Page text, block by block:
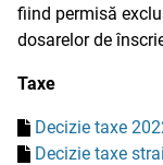
fiind permisă
dosarelor de
Taxe
Decizie taxe
Decizie taxe